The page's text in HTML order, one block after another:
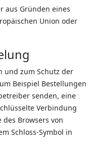
aus Gründen eines
Union oder
und zum Schutz der
Beispiel Bestellungen
senden, eine
Verbindung
Browsers von
Schloss-Symbol in